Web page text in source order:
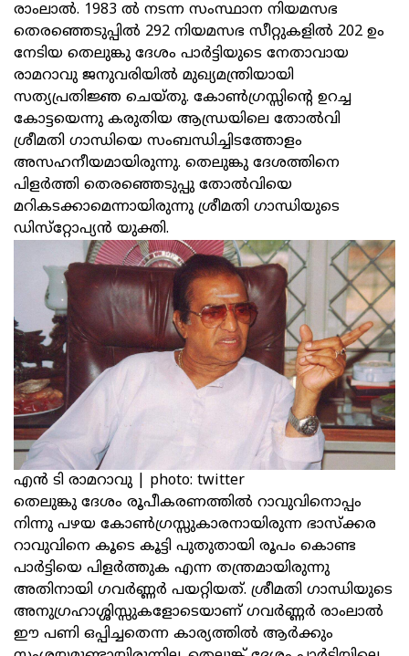
രാംലാല്‍. 1983 ല്‍ നടന്ന സംസ്ഥാന നിയമസഭ
തെരഞ്ഞെടുപ്പില്‍ 292 നിയമസഭ സീറ്റുകളില്‍ 202 ഉം
നേടിയ തെലുങ്കു ദേശം പാര്‍ട്ടിയുടെ നേതാവായ
രാമറാവു ജനുവരിയില്‍ മുഖ്യമന്ത്രിയായി
സത്യപ്രതിജ്ഞ ചെയ്‌തു. കോണ്‍ഗ്രസ്സിന്റെ ഉറച്ച
കോട്ടയെന്നു കരുതിയ ആന്ധ്രയിലെ തോല്‍വി
ശ്രീമതി ഗാന്ധിയെ സംബന്ധിച്ചിടത്തോളം
അസഹനീയമായിരുന്നു. തെലുങ്കു ദേശത്തിനെ
പിളര്‍ത്തി തെരഞ്ഞെടുപ്പു തോല്‍വിയെ
മറികടക്കാമെന്നായിരുന്നു ശ്രീമതി ഗാന്ധിയുടെ
ഡിസ്‌റ്റോപ്യന്‍ യുക്തി.
എന്‍ ടി രാമറാവു | photo: twitter
തെലുങ്കു ദേശം രൂപീകരണത്തില്‍ റാവുവിനൊപ്പം
നിന്നു പഴയ കോണ്‍ഗ്രസ്സുകാരനായിരുന്ന ഭാസ്‌ക്കര
റാവുവിനെ കൂടെ കൂട്ടി പുതുതായി രൂപം കൊണ്ട
പാര്‍ട്ടിയെ പിളര്‍ത്തുക എന്ന തന്ത്രമായിരുന്നു
അതിനായി ഗവര്‍ണ്ണര്‍ പയറ്റിയത്‌. ശ്രീമതി ഗാന്ധിയുടെ
അനുഗ്രഹാശ്ശിസ്സുകളോടെയാണ്‌ ഗവര്‍ണ്ണര്‍ രാംലാല്‍
ഈ പണി ഒപ്പിച്ചതെന്ന കാര്യത്തില്‍ ആര്‍ക്കും